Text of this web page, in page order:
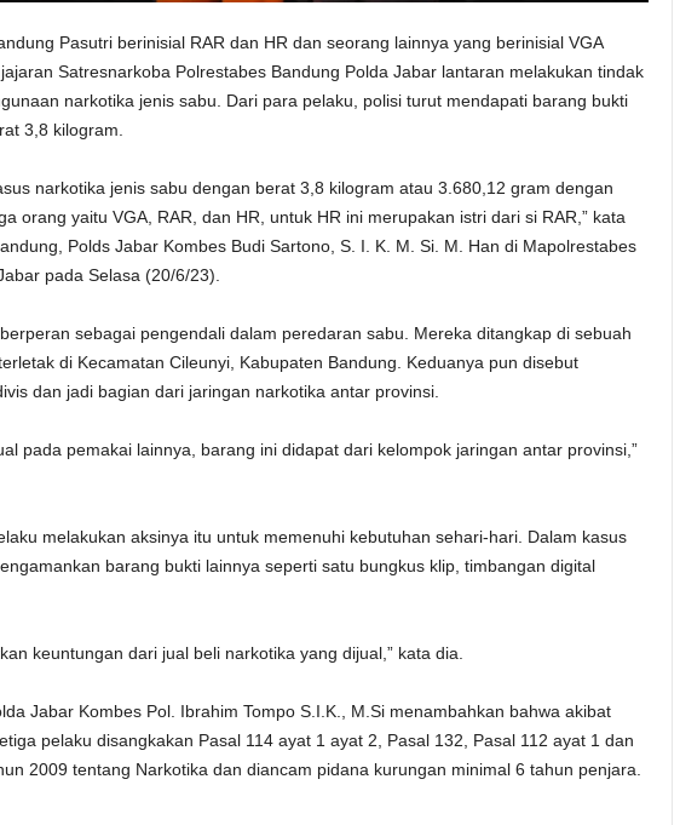
Pasutri berinisial RAR dan HR dan seorang lainnya yang berinisial VGA
Satresnarkoba Polrestabes Bandung Polda Jabar lantaran melakukan tindak
narkotika jenis sabu. Dari para pelaku, polisi turut mendapati barang bukti
3,8 kilogram.
narkotika jenis sabu dengan berat 3,8 kilogram atau 3.680,12 gram dengan
orang yaitu VGA, RAR, dan HR, untuk HR ini merupakan istri dari si RAR,” kata
Polds Jabar Kombes Budi Sartono, S. I. K. M. Si. M. Han di Mapolrestabes
pada Selasa (20/6/23).
sebagai pengendali dalam peredaran sabu. Mereka ditangkap di sebuah
di Kecamatan Cileunyi, Kabupaten Bandung. Keduanya pun disebut
dan jadi bagian dari jaringan narkotika antar provinsi.
pada pemakai lainnya, barang ini didapat dari kelompok jaringan antar provinsi,”
melakukan aksinya itu untuk memenuhi kebutuhan sehari-hari. Dalam kasus
barang bukti lainnya seperti satu bungkus klip, timbangan digital
keuntungan dari jual beli narkotika yang dijual,” kata dia.
Jabar Kombes Pol. Ibrahim Tompo S.I.K., M.Si menambahkan bahwa akibat
pelaku disangkakan Pasal 114 ayat 1 ayat 2, Pasal 132, Pasal 112 ayat 1 dan
2009 tentang Narkotika dan diancam pidana kurungan minimal 6 tahun penjara.